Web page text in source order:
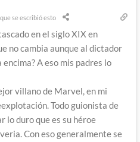
se escribió esto
en el siglo XIX en
no cambia aunque al dictador
A eso mis padres lo
villano de Marvel, en mi
Todo guionista de
lo duro que es su héroe
Con eso generalmente se